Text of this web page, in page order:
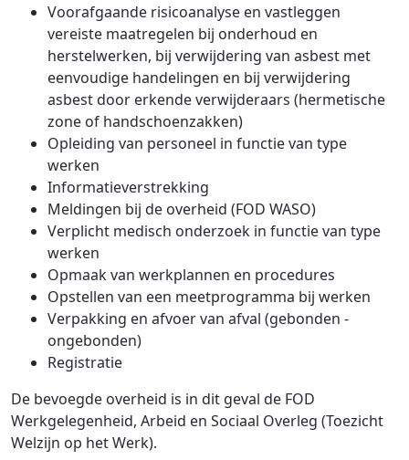
Voorafgaande risicoanalyse en vastleggen
vereiste maatregelen bij onderhoud en
herstelwerken, bij verwijdering van asbest met
eenvoudige handelingen en bij verwijdering
asbest door erkende verwijderaars (hermetische
zone of handschoenzakken)
Opleiding van personeel in functie van type
werken
Informatieverstrekking
Meldingen bij de overheid (FOD WASO)
Verplicht medisch onderzoek in functie van type
werken
Opmaak van werkplannen en procedures
Opstellen van een meetprogramma bij werken
Verpakking en afvoer van afval (gebonden -
ongebonden)
Registratie
De bevoegde overheid is in dit geval de FOD
Werkgelegenheid, Arbeid en Sociaal Overleg (Toezicht
Welzijn op het Werk).